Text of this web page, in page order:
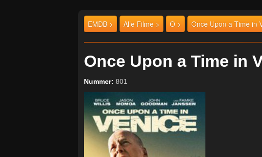
EMDB > Alle Filme > O > Once Upon a Time in
Once Upon a Time in
Nummer: 801